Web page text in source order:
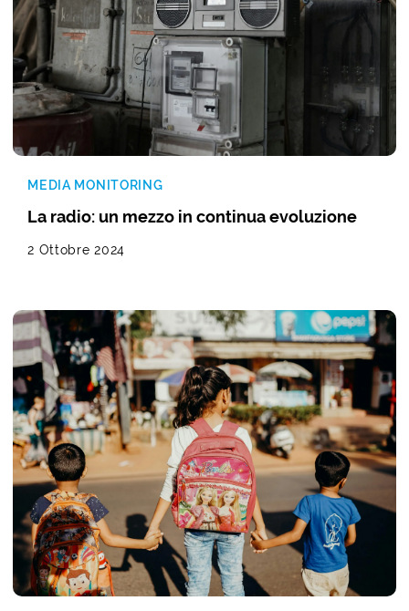
MEDIA MONITORING
La radio: un mezzo in continua evoluzione
2 Ottobre 2024